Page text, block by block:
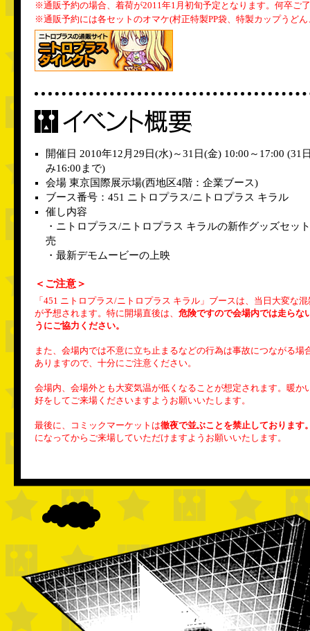
※通販予約の場合、着荷が2011年1月初旬予定となります。何卒ご
※通販予約には各セットのオマケ(村正特製PP袋、特製カップうど
開催日 2010年12月29日(水)～31日(金) 10:00～17:00 (31
み16:00まで)
会場 東京国際展示場(西地区4階：企業ブース)
ブース番号：451 ニトロプラス/ニトロプラス キラル
催し内容
・ニトロプラス/ニトロプラス キラルの新作グッズセッ
売
・最新デモムービーの上映
＜ご注意＞
「451 ニトロプラス/ニトロプラス キラル」ブースは、当日大変な混
が予想されます。特に開場直後は、 危険ですので会場内では走らな
うにご協力ください。
また、会場内では不意に立ち止まるなどの行為は事故につながる場
ありますので、十分にご注意ください。
会場内、会場外とも大変気温が低くなることが想定されます。暖か
好をしてご来場くださいますようお願いいたします。
最後に、コミックマーケットは徹夜で並ぶことを禁止しております
になってからご来場していただけますようお願いいたします。